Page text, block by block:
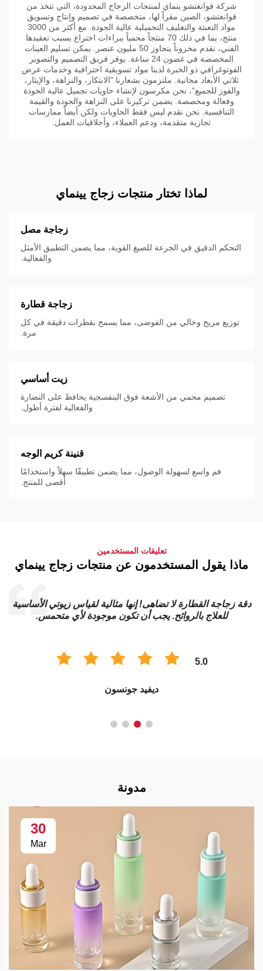
شركة قوانغتشو ينماي لمنتجات الزجاج المحدودة، التي تتخذ من
قوانغتشو، الصين مقراً لها، متخصصة في تصميم وإنتاج وتسويق
مواد التعبئة والتغليف التجميلية عالية الجودة. مع أكثر من 3000
منتج، بما في ذلك 70 منتجاً محمياً ببراءات اختراع بسبب تعقيدها
الفني، نقدم مخزوناً يتجاوز 50 مليون عنصر. يمكن تسليم العينات
المخصصة في غضون 24 ساعة. يوفر فريق التصميم والتصوير
الفوتوغرافي ذو الخبرة لدينا مواد تسويقية احترافية وخدمات عرض
ثلاثي الأبعاد مجانية. ملتزمون بشعارنا "الابتكار، والنزاهة، والإيثار،
والفوز للجميع"، نحن مكرسون لإنشاء حاويات تجميل عالية الجودة
وفعالة ومخصصة. يضمن تركيزنا على النزاهة والجودة والقيمة
التنافسية. نحن نقدم ليس فقط الحاويات ولكن أيضاً ممارسات
تجارية متقدمة، ودعم العملاء، وأخلاقيات العمل.
لماذا تختار منتجات زجاج يينماي
زجاجة مصل
التحكم الدقيق في الجرعة للصيغ القوية، مما يضمن التطبيق الأمثل
والفعالية.
زجاجة قطارة
توزيع مريح وخالي من الفوضى، مما يسمح بقطرات دقيقة في كل
مرة.
زيت أساسي
تصميم محمي من الأشعة فوق البنفسجية يحافظ على النضارة
والفعالية لفترة أطول.
قنينة كريم الوجه
فم واسع لسهولة الوصول، مما يضمن تطبيقًا سهلاً واستخدامًا
أقصى للمنتج.
تعليقات المستخدمين
ماذا يقول المستخدمون عن منتجات زجاج يينماي
دقة زجاجة القطارة لا تضاهى! إنها مثالية لقياس زيوتي الأساسية
للعلاج بالروائح. يجب أن تكون موجودة لأي متحمس.
5.0
ديفيد جونسون
مدونة
30
Mar